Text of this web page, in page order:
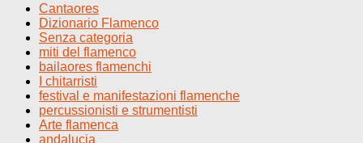
Cantaores
Dizionario Flamenco
Senza categoria
miti del flamenco
bailaores flamenchi
I chitarristi
festival e manifestazioni flamenche
percussionisti e strumentisti
Arte flamenca
andalucia